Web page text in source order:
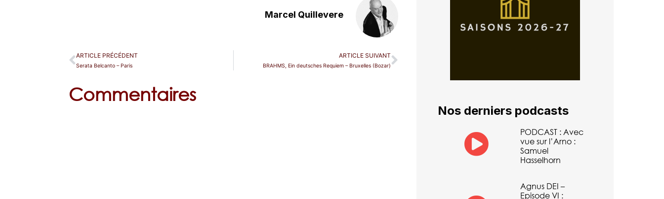
Marcel Quillevere
ARTICLE PRÉCÉDENT
Serata Belcanto – Paris
ARTICLE SUIVANT
BRAHMS, Ein deutsches Requiem – Bruxelles (Bozar)
Commentaires
Nos derniers podcasts
PODCAST : Avec
vue sur l’Arno :
Samuel
Hasselhorn
Agnus DEI –
Episode VI :